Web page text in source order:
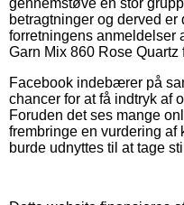
betragtninger og derved
forretningens anmeldelser
Garn Mix 860 Rose Quartz
Facebook indebærer på
chancer for at få indtryk af
Foruden det ses mange
frembringe en vurdering af
burde udnyttes til at tage